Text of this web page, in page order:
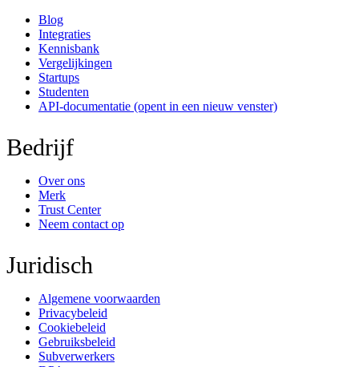
Blog
Integraties
Kennisbank
Vergelijkingen
Startups
Studenten
API-documentatie (opent in een nieuw venster)
Bedrijf
Over ons
Merk
Trust Center
Neem contact op
Juridisch
Algemene voorwaarden
Privacybeleid
Cookiebeleid
Gebruiksbeleid
Subverwerkers